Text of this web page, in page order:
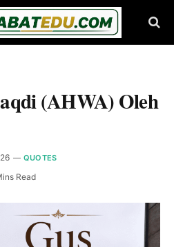
(AHWA) Oleh
QUOTES
Read